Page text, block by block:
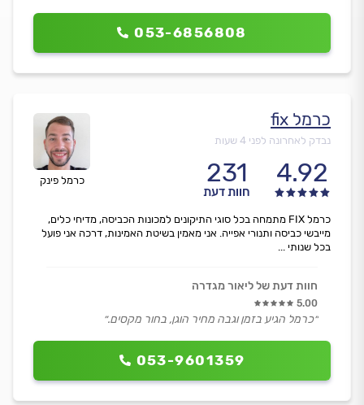
053-6856808
כרמל פינק
כרמל fix
נבדק לאחרונה לפני 4 שעות
4.92
231
חוות דעת
053-9601359
כרמל FIX מתמחה בכל סוגי התיקונים למכונות הכביסה, מדיחי כלים,
מייבשי כביסה ותנורי אפייה. אני מאמין בשיטת האמינות, דרכה אני פועל
בכל שנותי ...
חוות דעת של ליאור מגדרה
5.00
״כרמל הגיע בזמן וגבה מחיר הוגן, בחור מקסים.״